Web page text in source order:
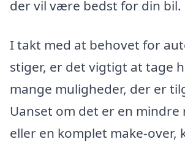
der vil være bedst for din bil.
I takt med at behovet for
stiger, er det vigtigt at tage
mange muligheder, der er
Uanset om det er en
eller en komplet make-over,